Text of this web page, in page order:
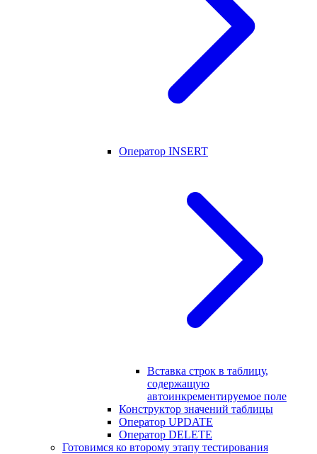
Оператор INSERT
Вставка строк в таблицу,
содержащую
автоинкрементируемое поле
Конструктор значений таблицы
Оператор UPDATE
Оператор DELETE
Готовимся ко второму этапу тестирования